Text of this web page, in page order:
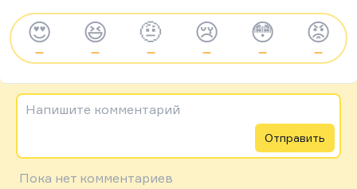
😍
—
😆
—
🤨
—
😢
—
😳
—
😡
—
Напишите комментарий
Отправить
Пока нет комментариев